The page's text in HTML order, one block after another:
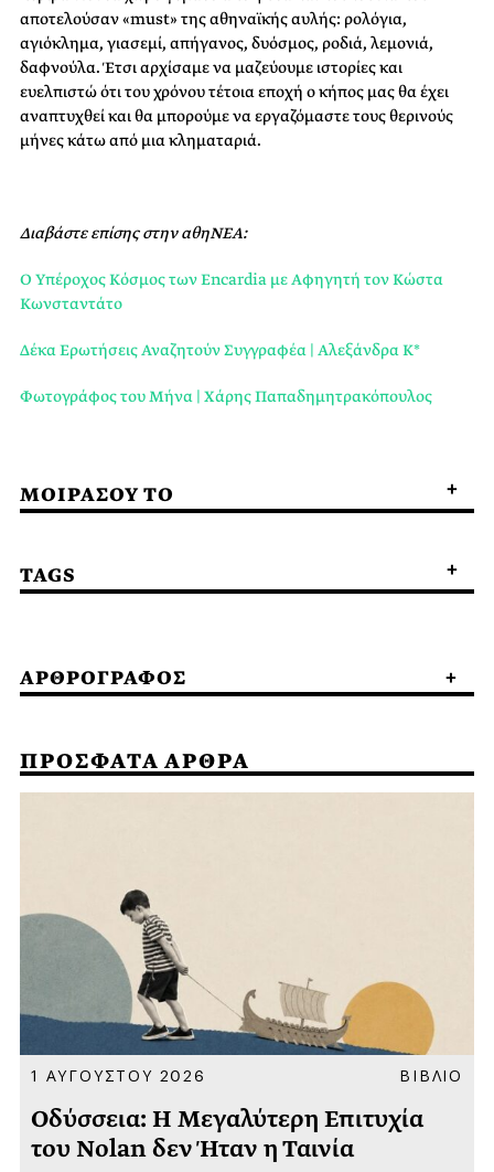
αποτελούσαν «must» της αθηναϊκής αυλής: ρολόγια,
αγιόκλημα, γιασεμί, απήγανος, δυόσμος, ροδιά, λεμονιά,
δαφνούλα. Έτσι αρχίσαμε να μαζεύουμε ιστορίες και
ευελπιστώ ότι του χρόνου τέτοια εποχή ο κήπος μας θα έχει
αναπτυχθεί και θα μπορούμε να εργαζόμαστε τους θερινούς
μήνες κάτω από μια κληματαριά.
Διαβάστε επίσης στην αθηΝΕΑ:
Ο Υπέροχος Κόσμος των Encardia με Αφηγητή τον Κώστα
Κωνσταντάτο
Δέκα Ερωτήσεις Αναζητούν Συγγραφέα | Αλεξάνδρα Κ*
Φωτογράφος του Μήνα | Χάρης Παπαδημητρακόπουλος
ΜΟΙΡΑΣΟΥ ΤΟ
TAGS
ΑΡΘΡΟΓΡΑΦΟΣ
ΠΡΟΣΦΑΤΑ ΑΡΘΡΑ
1 ΑΥΓΟΥΣΤΟΥ 2026 ΒΙΒΛΙΟ
Οδύσσεια: Η Μεγαλύτερη Επιτυχία
του Nolan δεν Ήταν η Ταινία